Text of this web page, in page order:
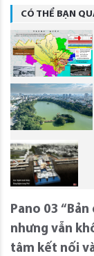
CÓ THỂ BẠN
Pano 03
nhưng vẫn
tâm kết nối